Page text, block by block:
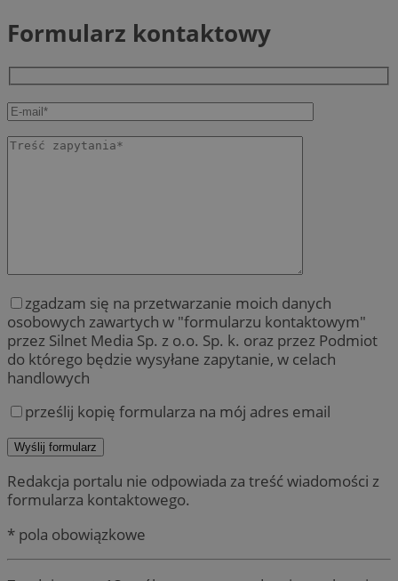
Formularz kontaktowy
zgadzam się na przetwarzanie moich danych
osobowych zawartych w "formularzu kontaktowym"
przez Silnet Media Sp. z o.o. Sp. k. oraz przez Podmiot
do którego będzie wysyłane zapytanie, w celach
handlowych
prześlij kopię formularza na mój adres email
Redakcja portalu nie odpowiada za treść wiadomości z
formularza kontaktowego.
* pola obowiązkowe